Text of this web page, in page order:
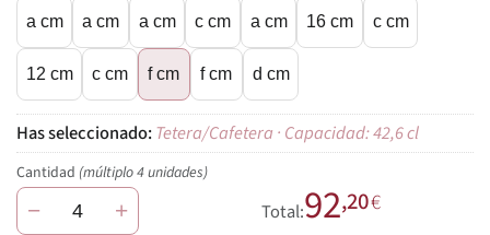
a cm a cm a cm c cm a cm 16 cm c cm
12 cm c cm f cm f cm d cm
Tetera/Cafetera · Capacidad: 42,6 cl
Cantidad (múltiplo 4 unidades)
− + Total:92,20€